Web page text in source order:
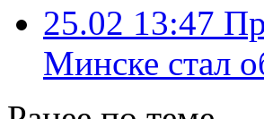
25.02 13:47
Минске стал